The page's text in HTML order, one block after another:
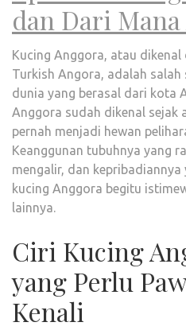
dan Dari Mana
Kucing Anggora, atau dikenal
Turkish Angora, adalah
dunia yang berasal dari kota
Anggora sudah dikenal sejak
pernah menjadi hewan
Keanggunan tubuhnya yang
mengalir, dan
kucing Anggora begitu
lainnya.
Ciri Kucing
yang Perlu
Kenali